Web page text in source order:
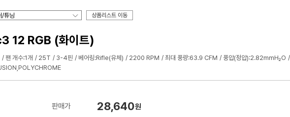
상품리스트 이동
12 RGB (화이트)
팬 개수:1개 25T 3-4핀 베어링:Rifle(유체) 2200 RPM 최대 풍량:63.9 CFM
풍압(정압):2.82mmH₂O
판매가 28,640원